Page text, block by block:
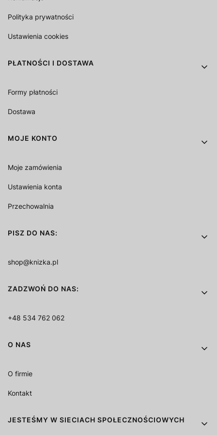
Polityka prywatności
Ustawienia cookies
PŁATNOŚCI I DOSTAWA
Formy płatności
Dostawa
MOJE KONTO
Moje zamówienia
Ustawienia konta
Przechowalnia
PISZ DO NAS:
shop@knizka.pl
ZADZWOŃ DO NAS:
+48 534 762 062
O NAS
O firmie
Kontakt
JESTEŚMY W SIECIACH SPOŁECZNOŚCIOWYCH